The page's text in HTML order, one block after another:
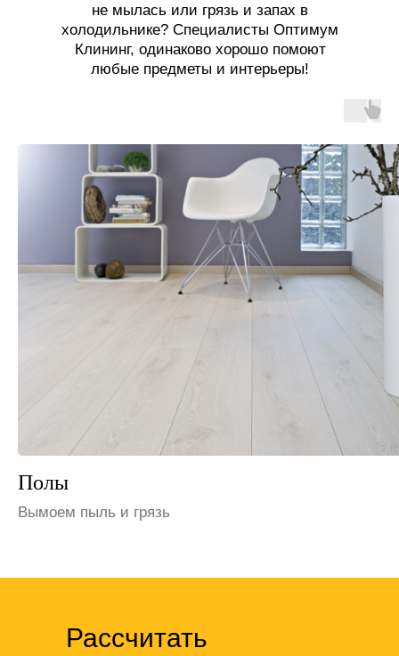
не мылась или грязь и запах в
холодильнике? Специалисты Оптимум
Клининг, одинаково хорошо помоют
любые предметы и интерьеры!
Шкафы и полки
Избавим от пыли
Рассчитать